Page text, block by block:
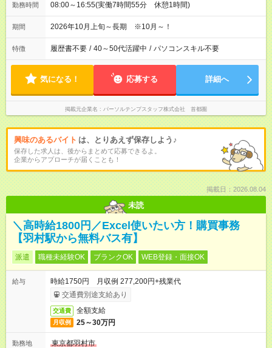
勤務時間 08:00～16:55(実働7時間55分 休憩1時間)
期間 2026年10月上旬～長期 ※10月～！
特徴 履歴書不要 / 40～50代活躍中 / パソコンスキル不要
気になる！ 応募する 詳細へ
掲載元企業名 パーソルテンプスタッフ株式会社 首都圏
興味のあるバイト は、とりあえず保存しよう♪
保存した求人は、後からまとめて応募できるよ。
企業からアプローチが届くことも！
掲載日：2026.08.04
未読
＼高時給1800円／Excel使いたい方！購買事務
【羽村駅から無料バス有】
派遣 職種未経験OK ブランクOK WEB登録・面接OK
給与
時給1750円 月収例 277,200円+残業代
交通費別途支給あり
交通費 全額支給
月収例 25～30万円
勤務地
東京都羽村市